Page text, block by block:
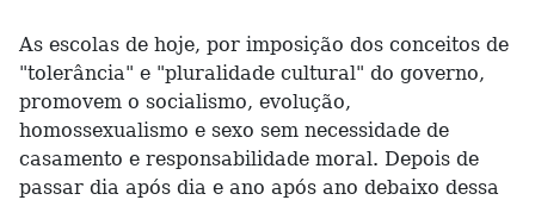
As escolas de hoje, por imposição dos conceitos de
"tolerância" e "pluralidade cultural" do governo,
promovem o socialismo, evolução,
homossexualismo e sexo sem necessidade de
casamento e responsabilidade moral. Depois de
passar dia após dia e ano após ano debaixo dessa